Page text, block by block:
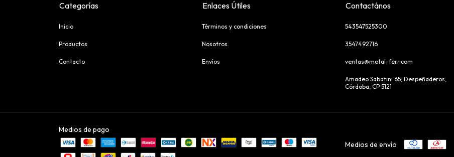
Categorías
Inicio
Productos
Contacto
Enlaces Útiles
Términos y condiciones
Nosotros
Envíos
Contactános
543547525300
3547492716
ventas@metal-ferr.com
Amadeo Sabatini 65, Despeñaderos,
Córdoba, CP 5121
Medios de pago
Medios de envío